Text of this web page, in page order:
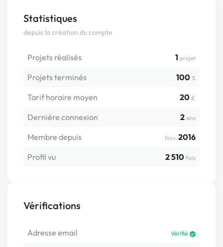
Statistiques
depuis la création du compte
Projets réalisés 1 projet
Projets terminés 100 %
Tarif horaire moyen 20 €
Dernière connexion 2 ans
Membre depuis Nov. 2016
Profil vu
2 510 fois
Vérifications
Adresse email Vérifié